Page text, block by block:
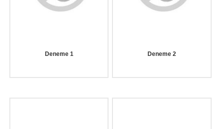
Deneme 1 Deneme 2